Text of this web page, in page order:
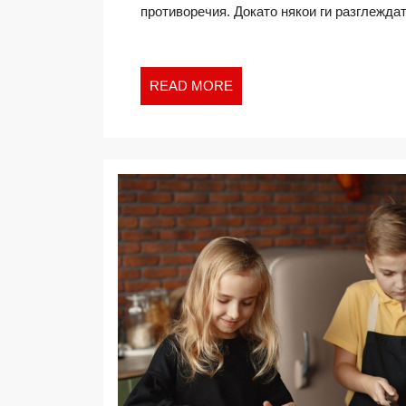
И
противоречия. Докато някои ги
READ MORE
MORE